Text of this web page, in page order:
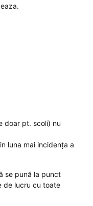
doar pt. scoli) nu
luna mai incidența a
se pună la punct
de lucru cu toate